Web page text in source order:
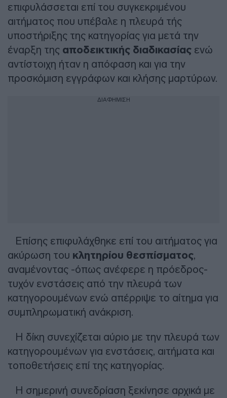
επιφυλάσσεται επί του συγκεκριμένου
αιτήματος που υπέβαλε η πλευρά τής
υποστήριξης της κατηγορίας για μετά την
έναρξη της αποδεικτικής διαδικασίας ενώ
αντίστοιχη ήταν η απόφαση και για την
προσκόμιση εγγράφων και κλήσης μαρτύρων.
ΔΙΑΦΗΜΙΣΗ
Επίσης επιφυλάχθηκε επί του αιτήματος για
ακύρωση του κλητηρίου θεσπίσματος,
αναμένοντας -όπως ανέφερε η πρόεδρος-
τυχόν ενστάσεις από την πλευρά των
κατηγορουμένων ενώ απέρριψε το αίτημα για
συμπληρωματική ανάκριση.
Η δίκη συνεχίζεται αύριο με την πλευρά των
κατηγορουμένων για ενστάσεις, αιτήματα και
τοποθετήσεις επί της κατηγορίας.
Η σημερινή συνεδρίαση ξεκίνησε αρχικά με